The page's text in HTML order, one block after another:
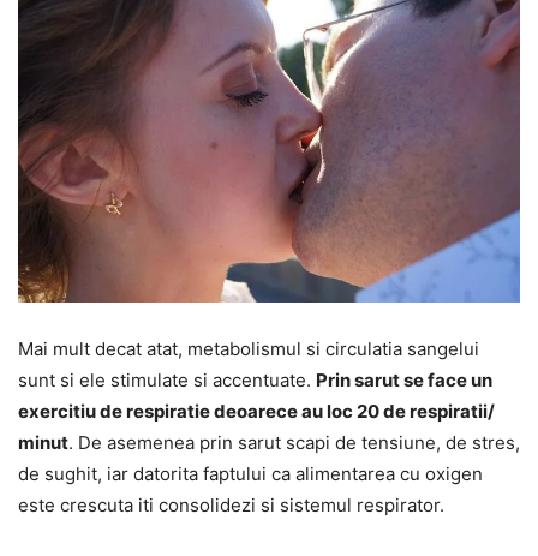
Mai mult decat atat, metabolismul si circulatia sangelui
sunt si ele stimulate si accentuate. Prin sarut se face un
exercitiu de respiratie deoarece au loc 20 de respiratii/
minut. De asemenea prin sarut scapi de tensiune, de stres,
de sughit, iar datorita faptului ca alimentarea cu oxigen
este crescuta iti consolidezi si sistemul respirator.